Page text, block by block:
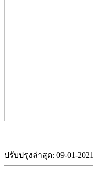
ปรับปรุงล่าสุด: 09-01-2021